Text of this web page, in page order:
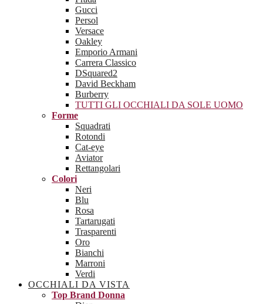
Gucci
Persol
Versace
Oakley
Emporio Armani
Carrera Classico
DSquared2
David Beckham
Burberry
TUTTI GLI OCCHIALI DA SOLE UOMO
Forme
Squadrati
Rotondi
Cat-eye
Aviator
Rettangolari
Colori
Neri
Blu
Rosa
Tartarugati
Trasparenti
Oro
Bianchi
Marroni
Verdi
OCCHIALI DA VISTA
Top Brand Donna